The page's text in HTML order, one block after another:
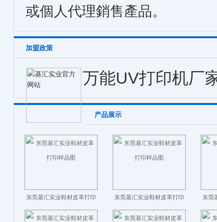
或個人代理銷售產品。
加盟政策
万能UV打印机厂
产品展示
东莞基汇实业鞋材皮革打印
样品图
东莞基汇实业鞋材皮革打印
样品图
东莞